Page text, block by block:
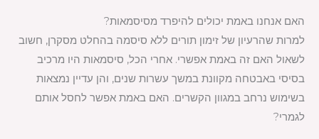
האם אנחנו באמת יכולים להיפרד מסיסמאות?
למרות שהרעיון של זימון תורים ללא סיסמה בהחלט מסקרן, חשוב
לשאול האם זה באמת אפשרי. אחרי הכל, סיסמאות היו מרכיב
בסיסי באבטחה מקוונת במשך עשרות שנים, והן עדיין נמצאות
בשימוש נרחב במגוון הקשרים. האם באמת אפשר לחסל אותם
לגמרי?